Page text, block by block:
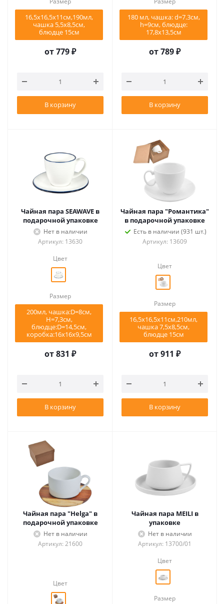
16,5х16,5х11см,190мл,
чашка 5,5х8,5см,
блюдце 15см
от779 ₽
В корзину
180 мл, чашка: d=7.3см,
h=9см, блюдце:
17,8х13,5см
от789 ₽
В корзину
Чайная пара SEAWAVE в
подарочной упаковке
Нет в наличии
Артикул: 13630
Цвет
Размер
200мл, чашка:D=8см,
Н=7,3см,
блюдце:D=14,5см,
коробка:16х16х9,5см
от831 ₽
В корзину
Чайная пара "Романтика"
в подарочной упаковке
Есть в наличии (931 шт.)
Артикул: 13609
Цвет
Размер
16,5х16,5х11см,210мл,
чашка 7,5х8,5см,
блюдце 15см
от911 ₽
В корзину
Чайная пара "Helga" в
подарочной упаковке
Нет в наличии
Артикул: 21600
Цвет
Чайная пара MEILI в
упаковке
Нет в наличии
Артикул: 13700/01
Цвет
Размер